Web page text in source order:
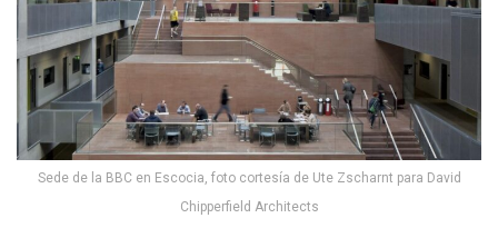
Sede de la BBC en Escocia, foto cortesía de Ute Zscharnt para David
Chipperfield Architects